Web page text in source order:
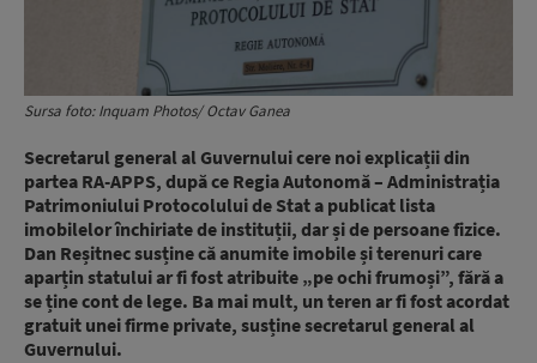
Sursa foto: Inquam Photos/ Octav Ganea
Secretarul general al Guvernului cere noi explicații din
partea RA-APPS, după ce Regia Autonomă – Administrația
Patrimoniului Protocolului de Stat a publicat lista
imobilelor închiriate de instituții, dar și de persoane fizice.
Dan Reșitnec susține că anumite imobile și terenuri care
aparțin statului ar fi fost atribuite „pe ochi frumoși”, fără a
se ține cont de lege. Ba mai mult, un teren ar fi fost acordat
gratuit unei firme private, susține secretarul general al
Guvernului.